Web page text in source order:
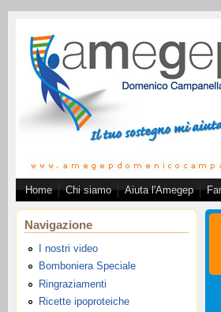
Associazione
Home Chi siamo Aiuta l'Amegep
Navigazione
I nostri video
Bomboniera Speciale
Ringraziamenti
Ricette ipoproteiche